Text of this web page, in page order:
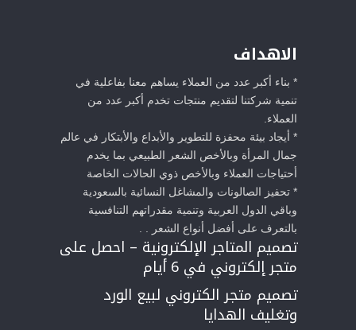
الاهداف
* بناء أكبر عدد من العملاء يساهم معنا بفاعلية في
تنمية شركتنا لتقديم منتجات تخدم أكبر عدد من
العملاء.
* أيجاد بيئة محفزة للتطوير والأبداع والأبتكار في عالم
جمال المرأة وبالأخص الشعر الطبيعي بما يخدم
أحتياجات العملاء وبالأخص ذوي الحالات الخاصة
* تحفيز الصالونات والمشاغل النسائية بالسعودية
وباقي الدول العربية وتنمية مقدراتهم التنافسية
بالتعرف على أفضل أنواع الشعر . .
تصميم المتاجر الإلكترونية – احصل على
متجر إلكتروني في 6 أيام
تصميم متجر الكتروني لبيع الورد
وتغليف الهدايا